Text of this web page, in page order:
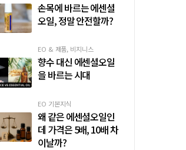
손목에 바르는 에센셜
오일, 정말 안전할까?
EO & 제품, 비지니스
향수 대신 에센셜오일
을 바르는 시대
EO 기본지식
왜 같은 에센셜오일인
데 가격은 5배, 10배 차
이날까?